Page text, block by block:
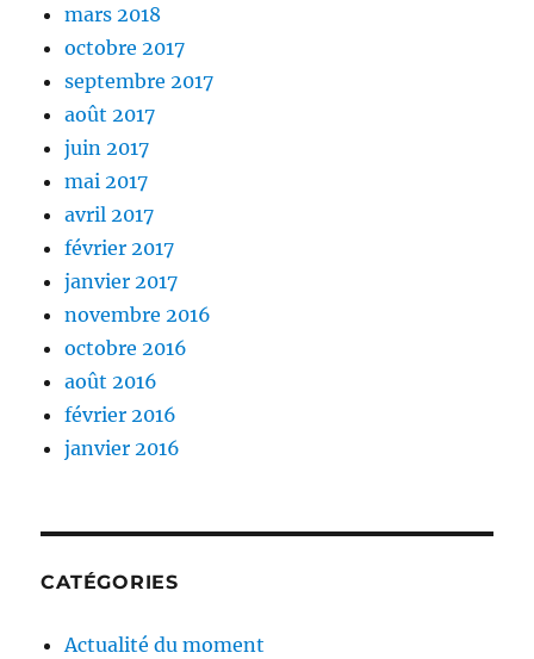
mars 2018
octobre 2017
septembre 2017
août 2017
juin 2017
mai 2017
avril 2017
février 2017
janvier 2017
novembre 2016
octobre 2016
août 2016
février 2016
janvier 2016
CATÉGORIES
Actualité du moment